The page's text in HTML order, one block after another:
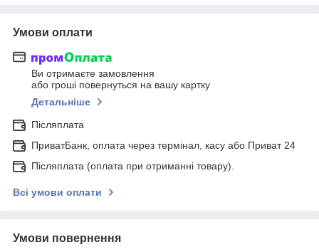
Умови оплати
Ви отримаєте замовлення
або гроші повернуться на вашу картку
Детальніше
Післяплата
ПриватБанк, оплата через термінал, касу або Приват 24
Післяплата (оплата при отриманні товару).
Всі умови оплати
Умови повернення